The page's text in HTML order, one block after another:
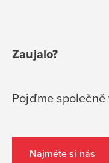
Zaujalo?
Pojďme
Najměte si nás